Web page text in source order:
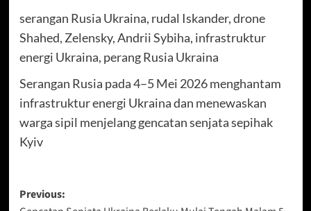
serangan Rusia Ukraina, rudal Iskander, drone
Shahed, Zelensky, Andrii Sybiha, infrastruktur
energi Ukraina, perang Rusia Ukraina
Serangan Rusia pada 4–5 Mei 2026 menghantam
infrastruktur energi Ukraina dan menewaskan
warga sipil menjelang gencatan senjata sepihak
Kyiv
Post
Previous: